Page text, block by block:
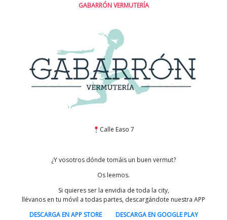
GABARRÓN VERMUTERÍA
Calle Easo 7
¿Y vosotros dónde tomáis un buen vermut?
Os leemos.
Si quieres ser la envidia de toda la city,
llévanos en tu móvil a todas partes, descargándote nuestra APP
DESCARGA EN APP STORE
DESCARGA EN GOOGLE PLAY